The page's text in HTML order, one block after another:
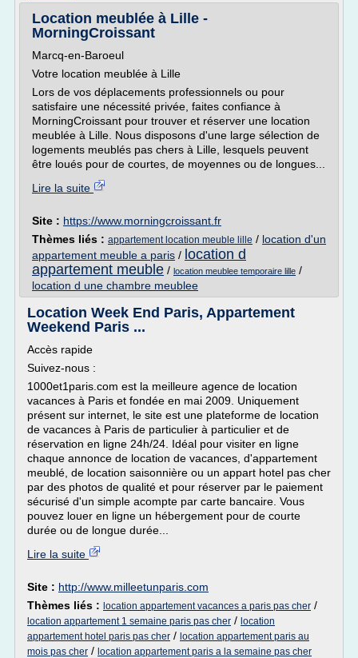
Location meublée à Lille -
MorningCroissant
Marcq-en-Baroeul
Votre location meublée à Lille
Lors de vos déplacements professionnels ou pour
satisfaire une nécessité privée, faites confiance à
MorningCroissant pour trouver et réserver une location
meublée à Lille. Nous disposons d'une large sélection de
logements meublés pas chers à Lille, lesquels peuvent
être loués pour de courtes, de moyennes ou de longues...
Lire la suite
Site : https://www.morningcroissant.fr
Thèmes liés : appartement location meuble lille / location d'un
appartement meuble a paris / location d
appartement meuble / location meublee temporaire lille /
location d une chambre meublee
Location Week End Paris, Appartement
Weekend Paris ...
Accès rapide
Suivez-nous :
1000et1paris.com est la meilleure agence de location
vacances à Paris et fondée en mai 2009. Uniquement
présent sur internet, le site est une plateforme de location
de vacances à Paris de particulier à particulier et de
réservation en ligne 24h/24. Idéal pour visiter en ligne
chaque annonce de location de vacances, d'appartement
meublé, de location saisonnière ou un appart hotel pas cher
par des photos de qualité et pour réserver par le paiement
sécurisé d'un simple acompte par carte bancaire. Vous
pouvez louer en ligne un hébergement pour de courte
durée ou de longue durée...
Lire la suite
Site : http://www.milleetunparis.com
Thèmes liés : location appartement vacances a paris pas cher /
location appartement 1 semaine paris pas cher / location
appartement hotel paris pas cher / location appartement paris au
mois pas cher / location appartement paris a la semaine pas cher